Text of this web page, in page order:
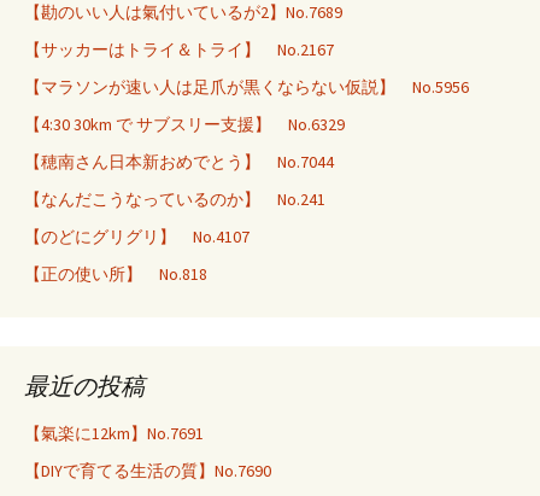
【勘のいい人は氣付いているが2】No.7689
【サッカーはトライ＆トライ】 No.2167
【マラソンが速い人は足爪が黒くならない仮説】 No.5956
【4:30 30km で サブスリー支援】 No.6329
【穂南さん日本新おめでとう】 No.7044
【なんだこうなっているのか】 No.241
【のどにグリグリ】 No.4107
【正の使い所】 No.818
最近の投稿
【氣楽に12km】No.7691
【DIYで育てる生活の質】No.7690